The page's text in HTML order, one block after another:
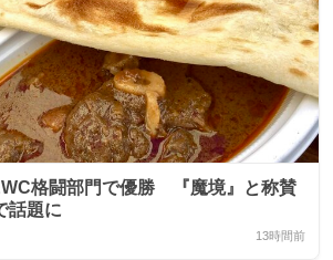
格闘部門で優勝 『魔境』と称賛
話題に
13時間前